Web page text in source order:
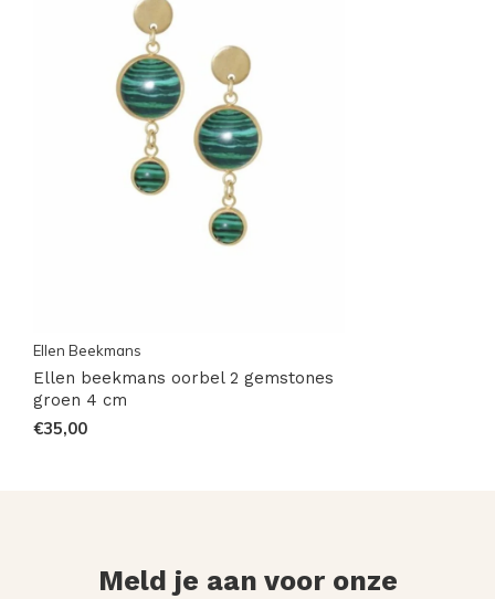
Ellen Beekmans
Ellen beekmans oorbel 2 gemstones
groen 4 cm
€35,00
Meld je aan voor onze